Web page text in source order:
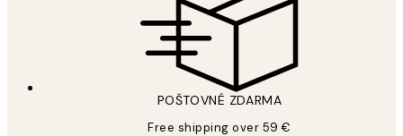
POŠTOVNÉ ZDARMA
Free shipping over 59 €